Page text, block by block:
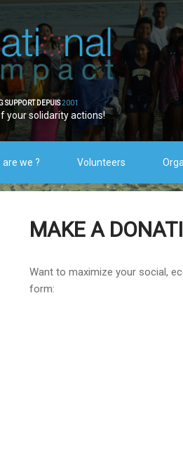
SUPPORT DEPUIS2001
your solidarity actions!
are we ? Volunteers
MAKE A
Want to maximize your social,
form: